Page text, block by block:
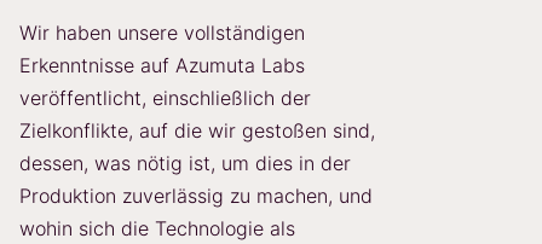
Wir haben unsere vollständigen
Erkenntnisse auf Azumuta Labs
veröffentlicht, einschließlich der
Zielkonflikte, auf die wir gestoßen sind,
dessen, was nötig ist, um dies in der
Produktion zuverlässig zu machen, und
wohin sich die Technologie als